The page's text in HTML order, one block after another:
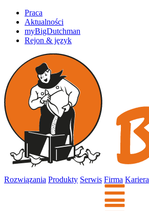
Praca
Aktualności
myBigDutchman
Rejon & język
Rozwiązania Produkty Serwis Firma Kariera